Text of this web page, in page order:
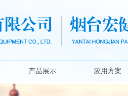
产品展示 应用方案